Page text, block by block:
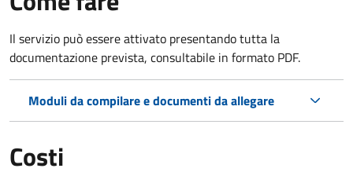
Il servizio può essere attivato presentando tutta la
documentazione prevista, consultabile in formato PDF.
Moduli da compilare e documenti da allegare
Costi